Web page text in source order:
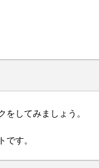
してみましょう。
です。